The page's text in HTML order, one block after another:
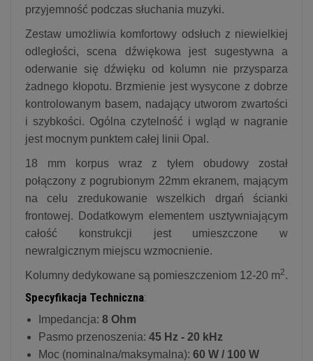
przyjemność podczas słuchania muzyki.
Zestaw umożliwia komfortowy odsłuch z niewielkiej
odległości, scena dźwiękowa jest sugestywna a
oderwanie się dźwięku od kolumn nie przysparza
żadnego kłopotu. Brzmienie jest wysycone z dobrze
kontrolowanym basem, nadający utworom zwartości
i szybkości. Ogólna czytelność i wgląd w nagranie
jest mocnym punktem całej linii Opal.
18 mm korpus wraz z tyłem obudowy został
połączony z pogrubionym 22mm ekranem, mającym
na celu zredukowanie wszelkich drgań ścianki
frontowej. Dodatkowym elementem usztywniającym
całość konstrukcji jest umieszczone w
newralgicznym miejscu wzmocnienie.
Kolumny dedykowane są pomieszczeniom 12-20 m2.
Specyfikacja Techniczna:
Impedancja: 8 Ohm
Pasmo przenoszenia: 45 Hz - 20 kHz
Moc (nominalna/maksymalna): 60 W / 100 W